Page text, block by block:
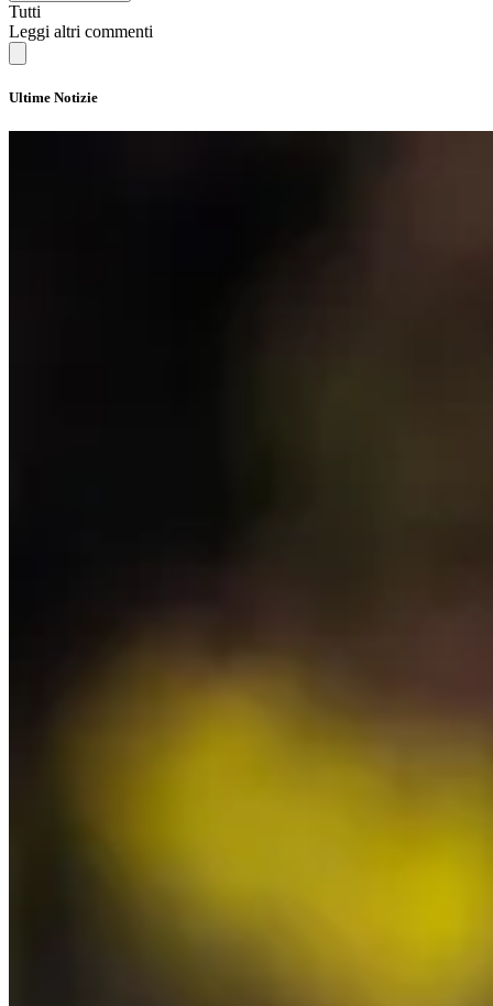
Tutti
Leggi altri commenti
Ultime Notizie